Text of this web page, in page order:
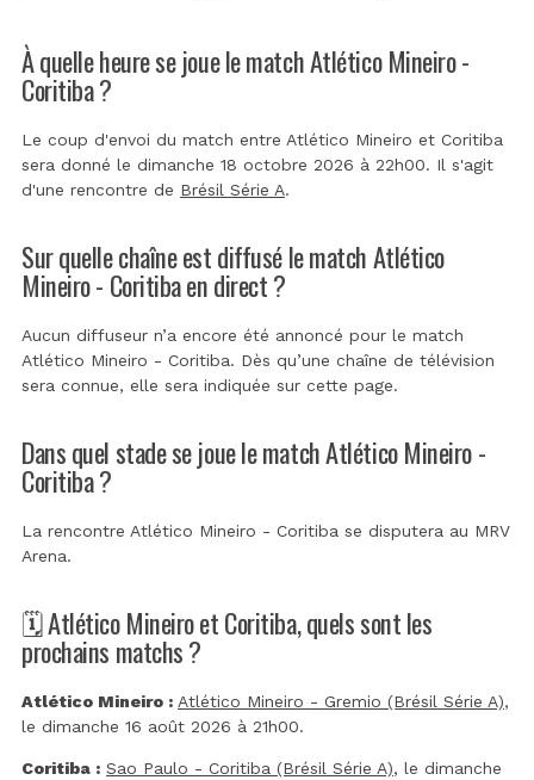
À quelle heure se joue le match Atlético Mineiro -
Coritiba ?
Le coup d'envoi du match entre Atlético Mineiro et Coritiba
sera donné le dimanche 18 octobre 2026 à 22h00. Il s'agit
d'une rencontre de Brésil Série A.
Sur quelle chaîne est diffusé le match Atlético
Mineiro - Coritiba en direct ?
Aucun diffuseur n’a encore été annoncé pour le match
Atlético Mineiro - Coritiba. Dès qu’une chaîne de télévision
sera connue, elle sera indiquée sur cette page.
Dans quel stade se joue le match Atlético Mineiro -
Coritiba ?
La rencontre Atlético Mineiro - Coritiba se disputera au MRV
Arena.
🗓️ Atlético Mineiro et Coritiba, quels sont les
prochains matchs ?
Atlético Mineiro : Atlético Mineiro - Gremio (Brésil Série A),
le dimanche 16 août 2026 à 21h00.
Coritiba : Sao Paulo - Coritiba (Brésil Série A), le dimanche